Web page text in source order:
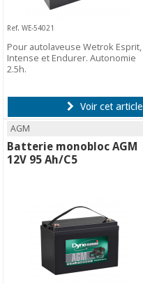
Ref. WE-54021
Pour autolaveuse Wetrok Esprit,
Intense et Endurer. Autonomie
2.5h.
Voir cet article
AGM
Batterie monobloc AGM
12V 95 Ah/C5